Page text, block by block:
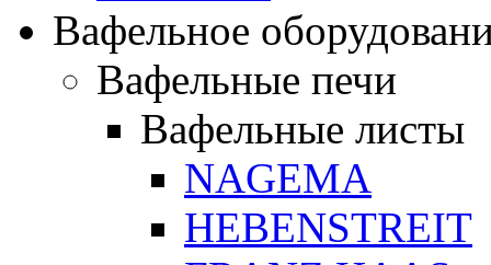
Вафельное
Вафельные печи
Вафельные листы
NAGEMA
HEBENSTREIT